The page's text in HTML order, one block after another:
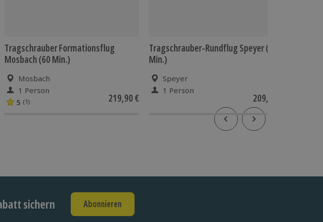
Tragschrauber Formationsflug
Mosbach (60 Min.)
Mosbach
1 Person
5 (1) 219,90 €
Tragschrauber-Rundflug Speyer (60
Min.)
Speyer
1 Person
209,90 €
sichern Abonnieren